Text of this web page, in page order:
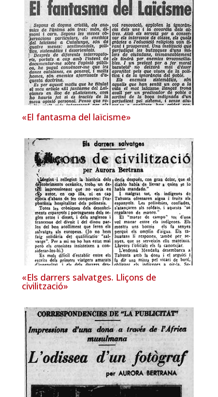
«El fantasma del laïcisme»
«Els darrers salvatges. Lliçons de
civilització»